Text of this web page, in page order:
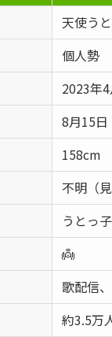
天使うと
個人勢
2023年
8月15日
158cm
不明（
うとっ子
👼
歌配信
約3.5万